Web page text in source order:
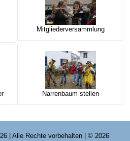
Mitgliederversammlung
Narrenbaum stellen
| Alle Rechte vorbehalten | © 2026